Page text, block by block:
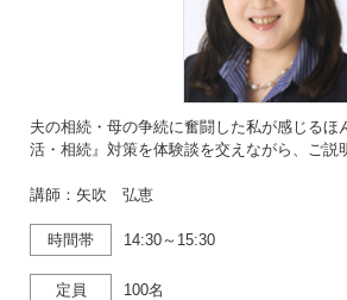
夫の相続・母の争続に奮闘した私が感じるほ
活・相続』対策を体験談を交えながら、ご説
講師：矢吹 弘恵
時間帯 14:30～15:30
定員 100名